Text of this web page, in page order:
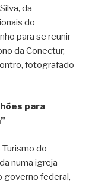
da
do
para se reunir
da Conectur,
fotografado
para
do
numa igreja
governo federal,